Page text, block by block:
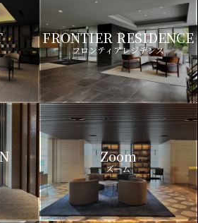
FRONTIER RESIDENCE
フロンティアレジデンス
Zoom
ズーム